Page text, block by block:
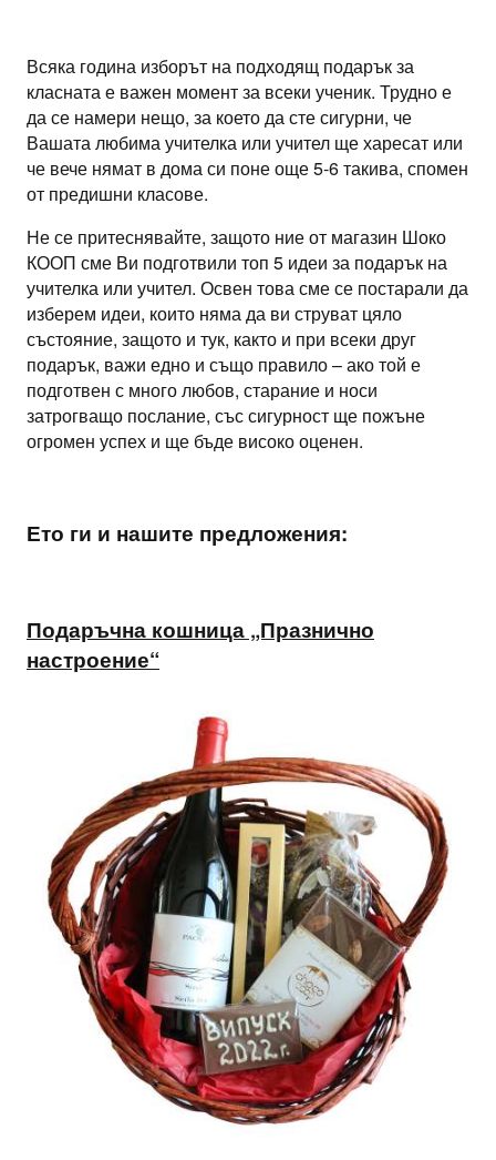
contentВсяка година изборът на подходящ подарък за
класната е важен момент за всеки ученик. Трудно е
да се намери нещо, за което да сте сигурни, че
Вашата любима учителка или учител ще харесат или
че вече нямат в дома си поне още 5-6 такива, спомен
от предишни класове.
Не се притеснявайте, защото ние от магазин Шоко
КООП сме Ви подготвили топ 5 идеи за подарък на
учителка или учител. Освен това сме се постарали да
изберем идеи, които няма да ви струват цяло
състояние, защото и тук, както и при всеки друг
подарък, важи едно и също правило – ако той е
подготвен с много любов, старание и носи
затрогващо послание, със сигурност ще пожъне
огромен успех и ще бъде високо оценен.
Ето ги и нашите предложения:
Подаръчна кошница „Празнично
настроение“